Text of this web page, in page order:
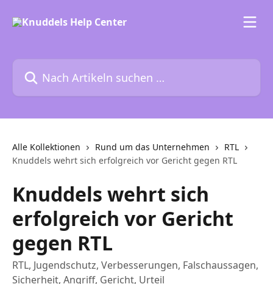
Alle Kollektionen Rund um das Unternehmen
RTL
Knuddels wehrt sich erfolgreich vor Gericht gegen RTL
Knuddels wehrt sich
erfolgreich vor Gericht
gegen RTL
RTL, Jugendschutz, Verbesserungen, Falschaussagen,
Sicherheit, Angriff, Gericht, Urteil